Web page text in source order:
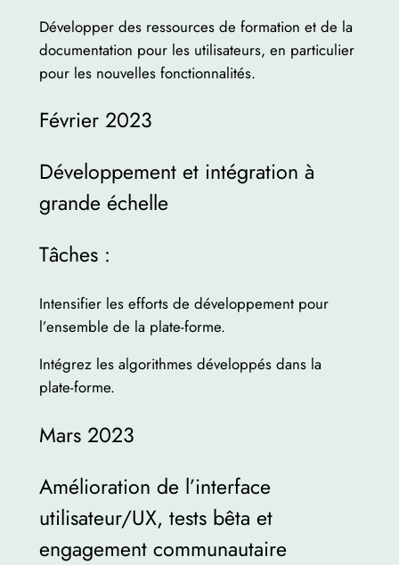
Développer des ressources de formation et de la
documentation pour les utilisateurs, en particulier
pour les nouvelles fonctionnalités.
Février 2023
Développement et intégration à
grande échelle
Tâches :
Intensifier les efforts de développement pour
l’ensemble de la plate-forme.
Intégrez les algorithmes développés dans la
plate-forme.
Mars 2023
Amélioration de l’interface
utilisateur/UX, tests bêta et
engagement communautaire